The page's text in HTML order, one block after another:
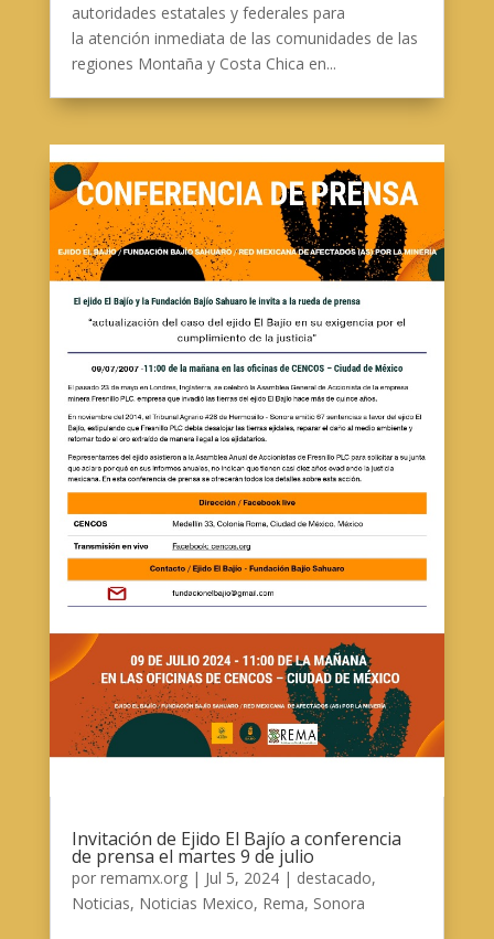
autoridades estatales y federales para
la atención inmediata de las comunidades de las
regiones Montaña y Costa Chica en...
Invitación de Ejido El Bajío a conferencia
de prensa el martes 9 de julio
por remamx.org| Jul 5, 2024| destacado,
Noticias, Noticias Mexico, Rema, Sonora